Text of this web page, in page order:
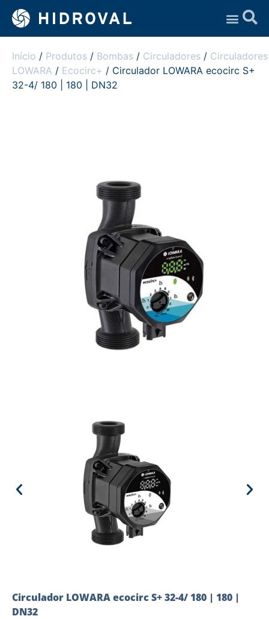
Início / Produtos / Bombas / Circuladores / Circuladores
LOWARA / Ecocirc+ / Circulador LOWARA ecocirc S+
32-4/ 180 | 180 | DN32
Circulador LOWARA ecocirc S+ 32-4/ 180 | 180 |
DN32